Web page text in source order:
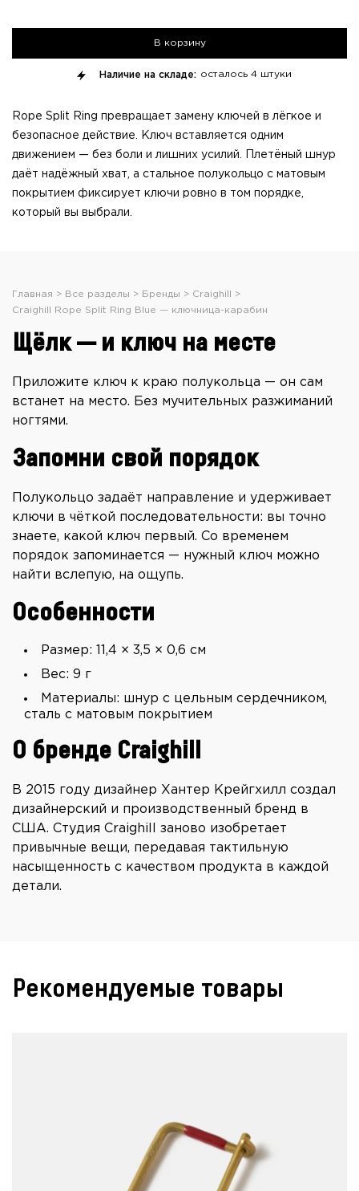
В корзину
Наличие на складе: осталось 4 штуки
Rope Split Ring превращает замену ключей в лёгкое и
безопасное действие. Ключ вставляется одним
движением — без боли и лишних усилий. Плетёный шнур
даёт надёжный хват, а стальное полукольцо с матовым
покрытием фиксирует ключи ровно в том порядке,
который вы выбрали.
Главная Все разделы Бренды
Craighill
Craighill Rope Split Ring Blue — ключница-карабин
Щёлк — и ключ на месте
Приложите ключ к краю полукольца — он сам
встанет на место. Без мучительных разжиманий
ногтями.
Запомни свой порядок
Полукольцо задаёт направление и удерживает
ключи в чёткой последовательности: вы точно
знаете, какой ключ первый. Со временем
порядок запоминается — нужный ключ можно
найти вслепую, на ощупь.
Особенности
Размер: 11,4 × 3,5 × 0,6 см
Вес: 9 г
Материалы: шнур с цельным сердечником,
сталь с матовым покрытием
О бренде Craighill
В 2015 году дизайнер Хантер Крейгхилл создал
дизайнерский и производственный бренд в
США. Студия Craighill заново изобретает
привычные вещи, передавая тактильную
насыщенность с качеством продукта в каждой
детали.
Рекомендуемые товары